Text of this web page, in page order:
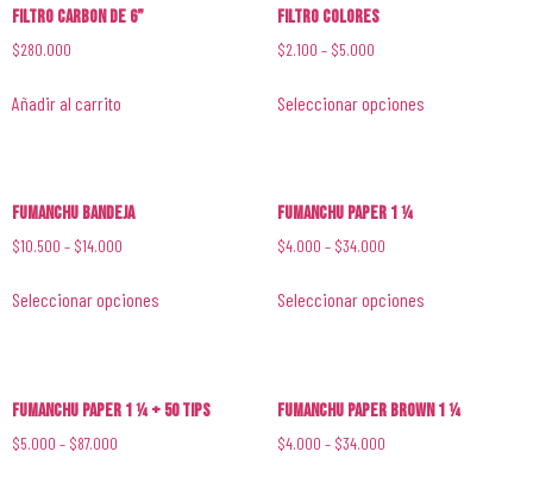
Filtro Carbon de 6”
$280.000
Añadir al carrito
Filtro Colores
$2.100 – $5.000
Seleccionar opciones
Fumanchu Bandeja
$10.500 – $14.000
Seleccionar opciones
Fumanchu Paper 1 1⁄4
$4.000 – $34.000
Seleccionar opciones
Fumanchu Paper 1 1⁄4 + 50 Tips
$5.000 – $87.000
Fumanchu Paper Brown 1 1⁄4
$4.000 – $34.000